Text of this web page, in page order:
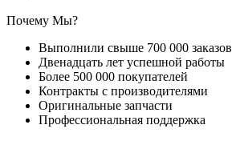
Почему Мы?
Выполнили свыше 700 000 заказов
Двенадцать лет успешной работы
Более 500 000 покупателей
Контракты с производителями
Оригинальные запчасти
Профессиональная поддержка